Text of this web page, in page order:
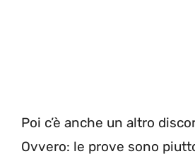
Poi c’è anche un altro
Ovvero: le prove sono